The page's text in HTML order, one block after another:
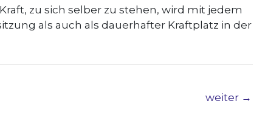
zu sich selber zu stehen, wird mit jedem
als auch als dauerhafter Kraftplatz in der
weiter →